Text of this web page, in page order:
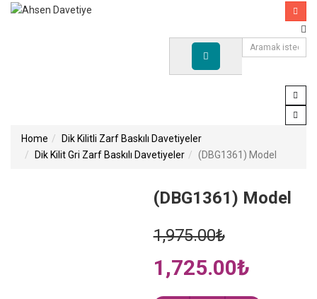
Home
Dik Kilitli Zarf Baskılı Davetiyeler
Dik Kilit Gri Zarf Baskılı Davetiyeler
(DBG1361) Model
(DBG1361) Model
1,975.00₺
was:
1,975.00₺.
1,725.00₺price